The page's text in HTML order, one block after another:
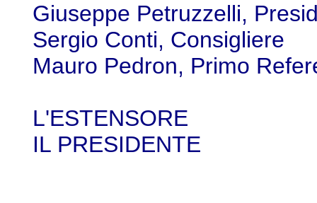
Giuseppe Petruzzelli,
Sergio Conti, Consigliere
Mauro Pedron, Primo
L'ESTENSORE
IL PRESIDENTE